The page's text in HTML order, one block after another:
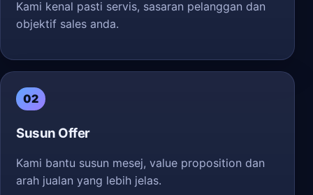
Kami kenal pasti servis, sasaran pelanggan dan
objektif sales anda.
02
Susun Offer
Kami bantu susun mesej, value proposition dan
arah jualan yang lebih jelas.